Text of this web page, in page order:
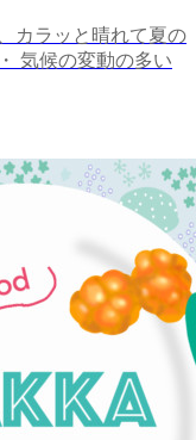
カラッと晴れて夏の
気候の変動の多い